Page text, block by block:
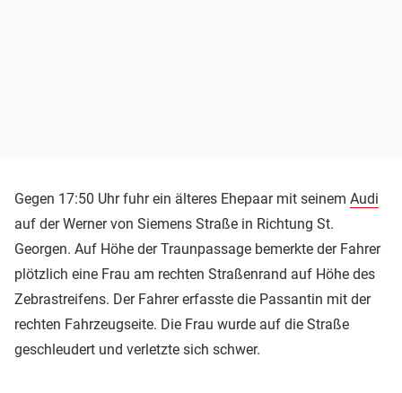
Gegen 17:50 Uhr fuhr ein älteres Ehepaar mit seinem Audi
auf der Werner von Siemens Straße in Richtung St.
Georgen. Auf Höhe der Traunpassage bemerkte der Fahrer
plötzlich eine Frau am rechten Straßenrand auf Höhe des
Zebrastreifens. Der Fahrer erfasste die Passantin mit der
rechten Fahrzeugseite. Die Frau wurde auf die Straße
geschleudert und verletzte sich schwer.